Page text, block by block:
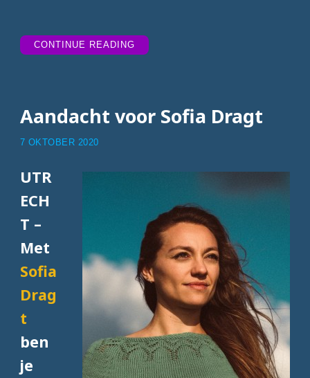
CONTINUE READING“TIPTRACKS
WEEK
Aandacht voor Sofia Dragt
7 OKTOBER 2020
UTR
ECH
T –
Met
Sofia
Drag
t
ben
je